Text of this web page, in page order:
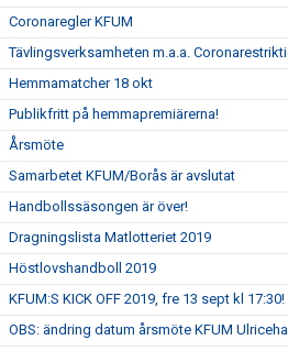
Coronaregler KFUM
Tävlingsverksamheten m.a.a.
Hemmamatcher 18 okt
Publikfritt på hemmapremiärerna!
Årsmöte
Samarbetet KFUM/Borås är avslutat
Handbollssäsongen är över!
Dragningslista Matlotteriet 2019
Höstlovshandboll 2019
KFUM:S KICK OFF 2019, fre 13 sept kl 17:30!
OBS: ändring datum årsmöte KFUM